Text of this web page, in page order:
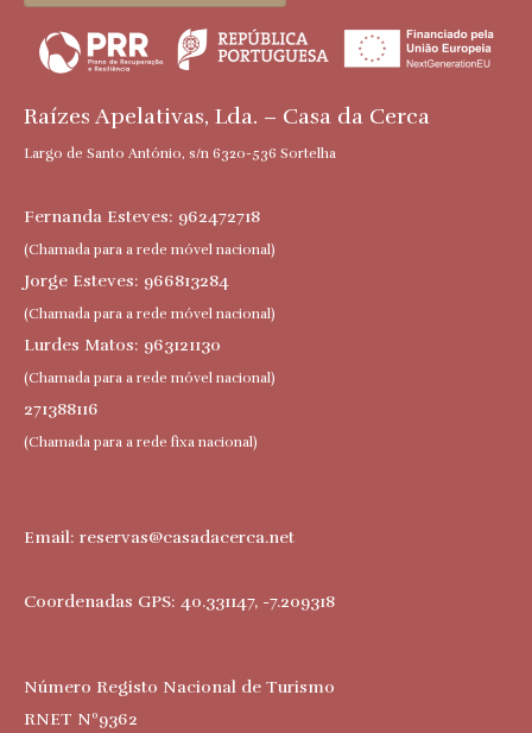
Raízes Apelativas, Lda. – Casa da Cerca
Largo de Santo António, s/n 6320-536 Sortelha
Fernanda Esteves: 962472718
(Chamada para a rede móvel nacional)
Jorge Esteves: 966813284
(Chamada para a rede móvel nacional)
Lurdes Matos: 963121130
(Chamada para a rede móvel nacional)
271388116
(Chamada para a rede fixa nacional)
Email: reservas@casadacerca.net
Coordenadas GPS: 40.331147, -7.209318
Número Registo Nacional de Turismo
RNET Nº9362